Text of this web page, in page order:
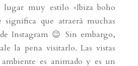
lugar muy estilo «Ibiza boho
que atraerá muchas
Instagram 😉 Sin embargo,
la pena visitarlo. Las vistas
es animado y es un